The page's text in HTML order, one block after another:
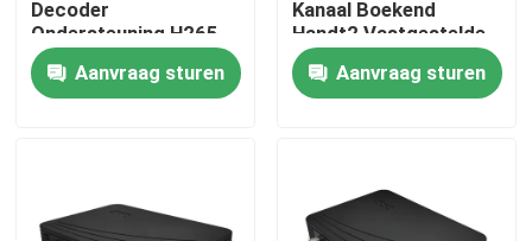
Producten
Decoder
Ondersteuning H265
Dvb T2 Tv Box 4 3/16
9 Aspect Ratio
Aanvraag sturen
Kanaal Boekend
Handt2 Vastgestelde
Hoogste Doos van
Zoekendvb
Aanvraag sturen